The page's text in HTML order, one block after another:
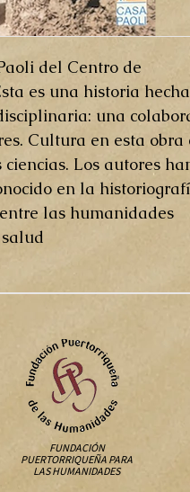
del Centro de
es una historia hecha
una
Cultura en esta obra
Los autores
en la
las humanidades
FUNDACIÓN
PUERTORRIQUEÑA PARA
LAS HUMANIDADES